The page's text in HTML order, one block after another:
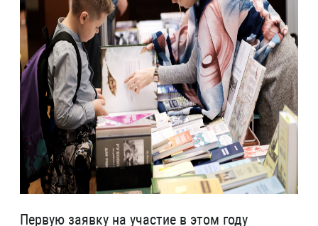
Первую заявку на участие в этом году